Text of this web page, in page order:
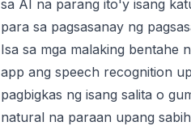
sa AI na parang ito'y isang
para sa pagsasanay ng
Isa sa mga malaking bentahe
app ang speech recognition
pagbigkas ng isang salita o
natural na paraan upang